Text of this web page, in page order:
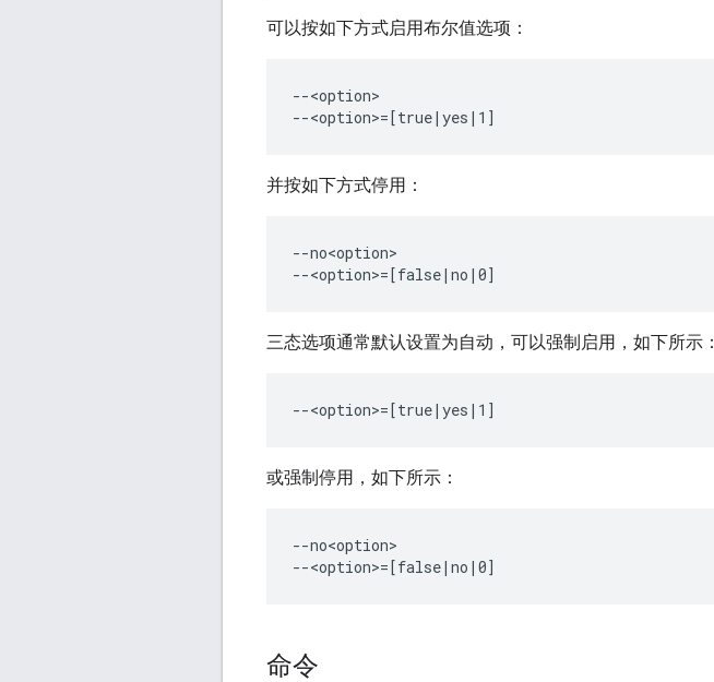
可以按如下方式启用布尔值选项：
--<option>
并按如下方式停用：
--no<option>
三态选项通常默认设置为自动，可以强制启用，如下所示：
或强制停用，如下所示：
--no<option>
命令